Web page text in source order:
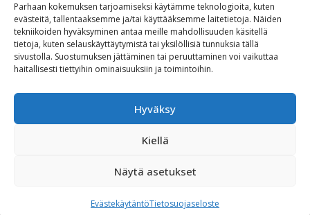
Parhaan kokemuksen tarjoamiseksi käytämme teknologioita, kuten
evästeitä, tallentaaksemme ja/tai käyttääksemme laitetietoja. Näiden
tekniikoiden hyväksyminen antaa meille mahdollisuuden käsitellä
tietoja, kuten selauskäyttäytymistä tai yksilöllisiä tunnuksia tällä
sivustolla. Suostumuksen jättäminen tai peruuttaminen voi vaikuttaa
haitallisesti tiettyihin ominaisuuksiin ja toimintoihin.
Hyväksy
Kiellä
Näytä asetukset
EvästekäytäntöTietosuojaseloste
Copyright: All Rights Reserved. Powered by